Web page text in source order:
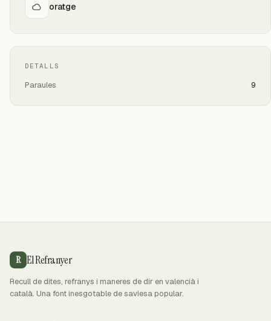
oratge
DETALLS
Paraules 9
R El Refranyer
Recull de dites, refranys i maneres de dir en valencià i
català. Una font inesgotable de saviesa popular.